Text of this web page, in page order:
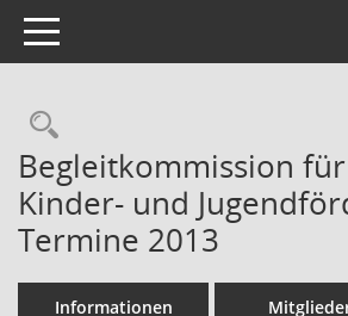
Toggle navigation
Rechercheauswahl
Begleitkommission
Kinder- und
Termine 2013
Informationen